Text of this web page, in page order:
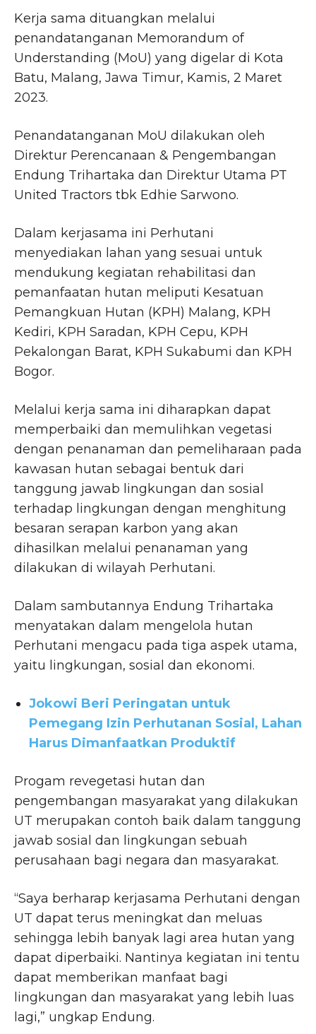
Kerja sama dituangkan melalui
penandatanganan Memorandum of
Understanding (MoU) yang digelar di Kota
Batu, Malang, Jawa Timur, Kamis, 2 Maret
2023.
Penandatanganan MoU dilakukan oleh
Direktur Perencanaan & Pengembangan
Endung Trihartaka dan Direktur Utama PT
United Tractors tbk Edhie Sarwono.
Dalam kerjasama ini Perhutani
menyediakan lahan yang sesuai untuk
mendukung kegiatan rehabilitasi dan
pemanfaatan hutan meliputi Kesatuan
Pemangkuan Hutan (KPH) Malang, KPH
Kediri, KPH Saradan, KPH Cepu, KPH
Pekalongan Barat, KPH Sukabumi dan KPH
Bogor.
Melalui kerja sama ini diharapkan dapat
memperbaiki dan memulihkan vegetasi
dengan penanaman dan pemeliharaan pada
kawasan hutan sebagai bentuk dari
tanggung jawab lingkungan dan sosial
terhadap lingkungan dengan menghitung
besaran serapan karbon yang akan
dihasilkan melalui penanaman yang
dilakukan di wilayah Perhutani.
Dalam sambutannya Endung Trihartaka
menyatakan dalam mengelola hutan
Perhutani mengacu pada tiga aspek utama,
yaitu lingkungan, sosial dan ekonomi.
Jokowi Beri Peringatan untuk
Pemegang Izin Perhutanan Sosial, Lahan
Harus Dimanfaatkan Produktif
Progam revegetasi hutan dan
pengembangan masyarakat yang dilakukan
UT merupakan contoh baik dalam tanggung
jawab sosial dan lingkungan sebuah
perusahaan bagi negara dan masyarakat.
“Saya berharap kerjasama Perhutani dengan
UT dapat terus meningkat dan meluas
sehingga lebih banyak lagi area hutan yang
dapat diperbaiki. Nantinya kegiatan ini tentu
dapat memberikan manfaat bagi
lingkungan dan masyarakat yang lebih luas
lagi,” ungkap Endung.